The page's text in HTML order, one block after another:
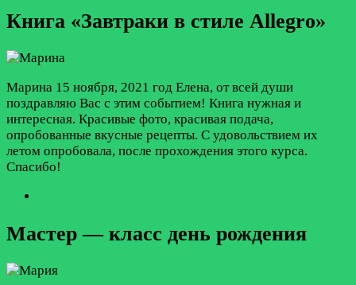
Книга «Завтраки в стиле Allegro»
Марина 15 ноября, 2021 год Елена, от всей души
поздравляю Вас с этим событием! Книга нужная и
интересная. Красивые фото, красивая подача,
опробованные вкусные рецепты. С удовольствием их
летом опробовала, после прохождения этого курса.
Спасибо!
Мастер — класс день рождения